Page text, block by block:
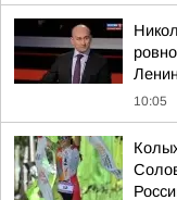
10:05